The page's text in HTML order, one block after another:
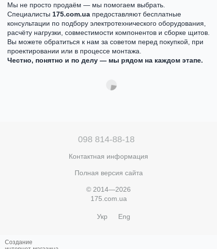
Мы не просто продаём — мы помогаем выбрать.
Специалисты 175.com.ua предоставляют бесплатные
консультации по подбору электротехнического оборудования,
расчёту нагрузки, совместимости компонентов и сборке щитов.
Вы можете обратиться к нам за советом перед покупкой, при
проектировании или в процессе монтажа.
Честно, понятно и по делу — мы рядом на каждом этапе.
098 814-88-18
Контактная информация
Полная версия сайта
© 2014—2026
175.com.ua
Укр Eng
Создание